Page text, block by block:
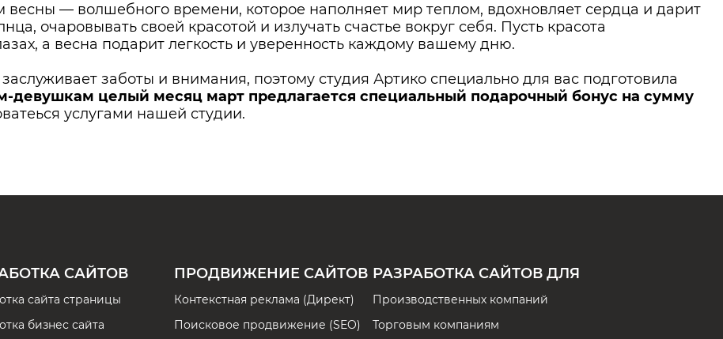
— волшебного времени, которое наполняет мир теплом, вдохновляет сердца и дарит
очаровывать своей красотой и излучать счастье вокруг себя. Пусть красота
а весна подарит легкость и уверенность каждому вашему дню.
заботы и внимания, поэтому студия Артико специально для вас подготовила
девушкам целый месяц март предлагается специальный подарочный бонус на сумму
услугами нашей студии.
САЙТОВ
сайта страницы
бизнес сайта
ПРОДВИЖЕНИЕ САЙТОВ
Контекстная реклама (Директ)
Поисковое продвижение (SEO)
РАЗРАБОТКА САЙТОВ ДЛЯ
Производственных компаний
Торговым компаниям